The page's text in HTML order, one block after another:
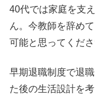
40代では家庭を支
ん。今教師を辞め
可能と思ってくだ
早期退職制度で退
た後の生活設計を